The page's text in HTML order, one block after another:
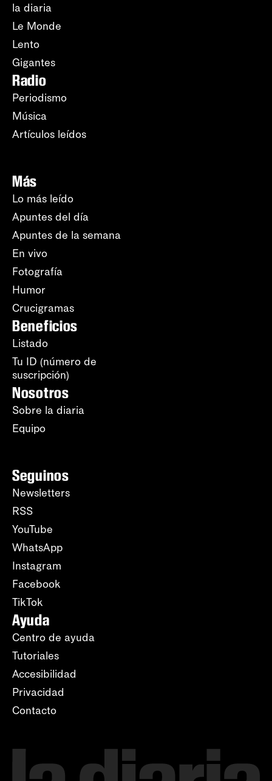
la diaria
Le Monde
Lento
Gigantes
Radio
Periodismo
Música
Artículos leídos
Más
Lo más leído
Apuntes del día
Apuntes de la semana
En vivo
Fotografía
Humor
Crucigramas
Beneficios
Listado
Tu ID (número de
suscripción)
Nosotros
Sobre la diaria
Equipo
Seguinos
Newsletters
RSS
YouTube
WhatsApp
Instagram
Facebook
TikTok
Ayuda
Centro de ayuda
Tutoriales
Accesibilidad
Privacidad
Contacto